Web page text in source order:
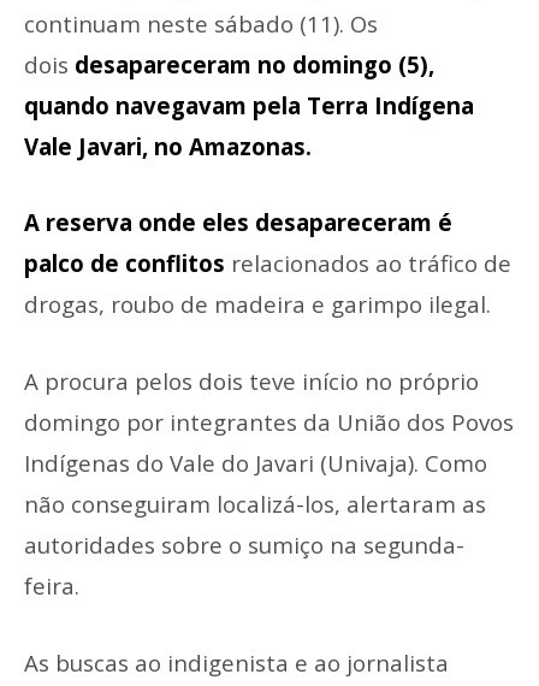
continuam neste sábado (11). Os
dois desapareceram no domingo (5),
quando navegavam pela Terra Indígena
Vale Javari, no Amazonas.
A reserva onde eles desapareceram é
palco de conflitos relacionados ao tráfico de
drogas, roubo de madeira e garimpo ilegal.
A procura pelos dois teve início no próprio
domingo por integrantes da União dos Povos
Indígenas do Vale do Javari (Univaja). Como
não conseguiram localizá-los, alertaram as
autoridades sobre o sumiço na segunda-
feira.
As buscas ao indigenista e ao jornalista